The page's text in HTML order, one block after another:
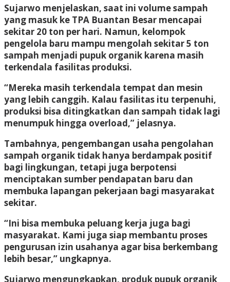
Sujarwo menjelaskan, saat ini volume sampah
yang masuk ke TPA Buantan Besar mencapai
sekitar 20 ton per hari. Namun, kelompok
pengelola baru mampu mengolah sekitar 5 ton
sampah menjadi pupuk organik karena masih
terkendala fasilitas produksi.
“Mereka masih terkendala tempat dan mesin
yang lebih canggih. Kalau fasilitas itu terpenuhi,
produksi bisa ditingkatkan dan sampah tidak lagi
menumpuk hingga overload,” jelasnya.
Tambahnya, pengembangan usaha pengolahan
sampah organik tidak hanya berdampak positif
bagi lingkungan, tetapi juga berpotensi
menciptakan sumber pendapatan baru dan
membuka lapangan pekerjaan bagi masyarakat
sekitar.
“Ini bisa membuka peluang kerja juga bagi
masyarakat. Kami juga siap membantu proses
pengurusan izin usahanya agar bisa berkembang
lebih besar,” ungkapnya.
Sujarwo mengungkapkan, produk pupuk organik